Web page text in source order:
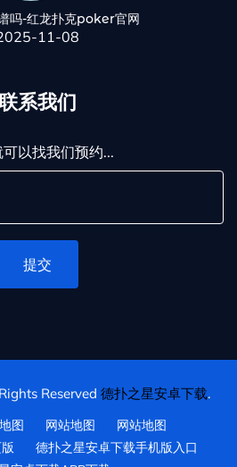
吗-红龙扑克poker官网
11-08
系我们
以找我们预约...
提交
Reserved 德扑之星安卓下载.
图 网站地图
网站地图
德扑之星安卓下载手机版入口